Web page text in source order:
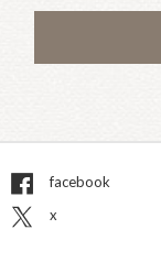
facebook
x